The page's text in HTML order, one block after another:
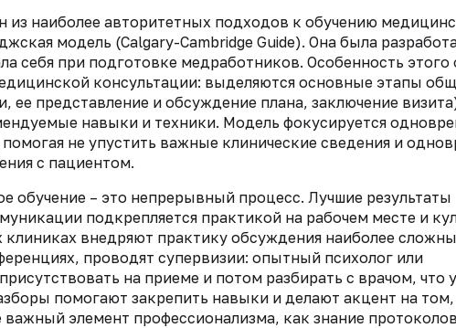
наиболее авторитетных подходов к обучению
модель (Calgary-Cambridge Guide). Она была
себя при подготовке медработников. Особенность этого
консультации: выделяются основные этапы
ее представление и обсуждение плана, заключение
навыки и техники. Модель фокусируется
не упустить важные клинические сведения и
с пациентом.
обучение – это непрерывный процесс. Лучшие результаты
подкрепляется практикой на рабочем месте и
клиниках внедряют практику обсуждения наиболее
проводят супервизии: опытный психолог или
на приеме и потом разбирать с врачом, что
помогают закрепить навыки и делают акцент на том,
элемент профессионализма, как знание